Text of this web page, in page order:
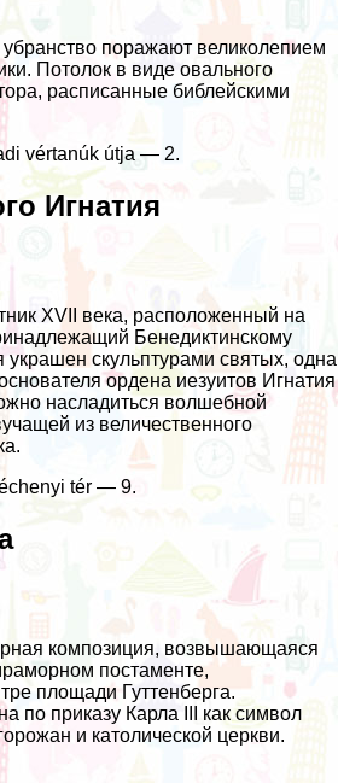
поражают великолепием
Потолок в виде овального
расписанные библейскими
vértanúk útja — 2.
Игнатия
XVII века, расположенный на
Бенедиктинскому
украшен скульптурами святых, одна
ордена иезуитов Игнатия
насладиться волшебной
из величественного
tér — 9.
композиция, возвышающаяся
постаменте,
площади Гуттенберга.
по приказу Карла III как символ
и католической церкви.